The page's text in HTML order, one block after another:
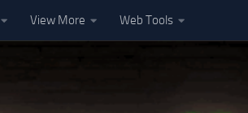
View More Web Tools